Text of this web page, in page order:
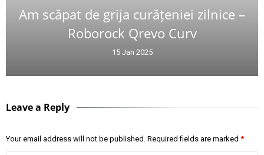
Am scăpat de grija curățeniei zilnice –
Roborock Qrevo Curv
15 Jan 2025
Leave a Reply
Your email address will not be published. Required fields are marked *